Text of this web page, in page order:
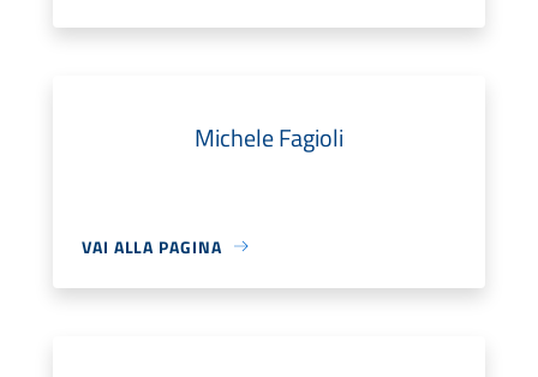
Michele Fagioli
VAI ALLA PAGINA